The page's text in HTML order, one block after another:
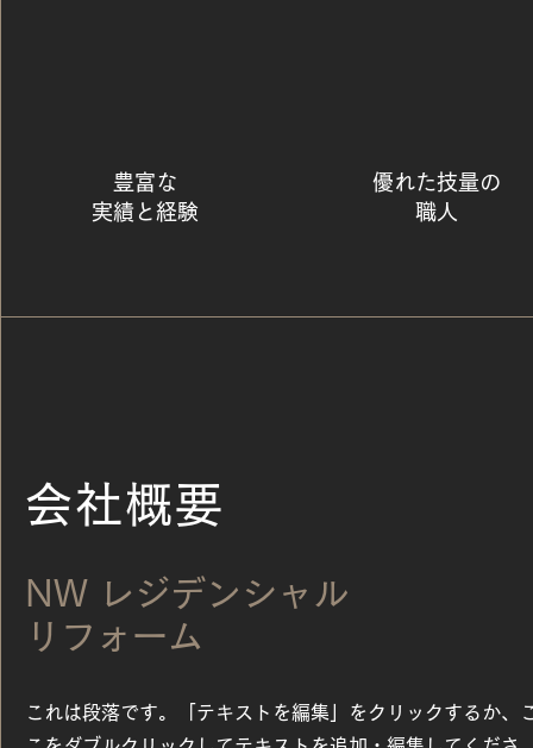
豊富な
​実績と経験
優れた技量の
​職人
会社概要
NW レジデンシャル
リフォーム
これは段落です。「テキストを編集」をクリックするか、